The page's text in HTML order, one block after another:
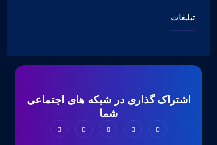
تبلیغات
اشتراک گذاری در شبکه های اجتماعی
شما